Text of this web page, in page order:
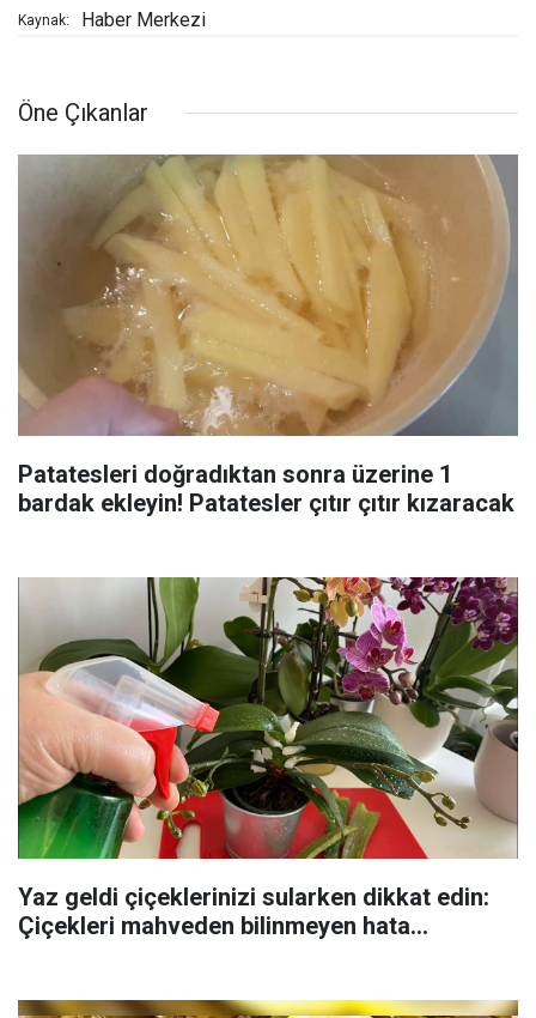
Kaynak: Haber Merkezi
Öne Çıkanlar
Patatesleri doğradıktan sonra üzerine 1
bardak ekleyin! Patatesler çıtır çıtır kızaracak
Yaz geldi çiçeklerinizi sularken dikkat edin:
Çiçekleri mahveden bilinmeyen hata...